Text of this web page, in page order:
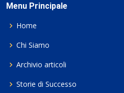
Menu Principale
Home
Chi Siamo
Archivio articoli
Storie di Successo